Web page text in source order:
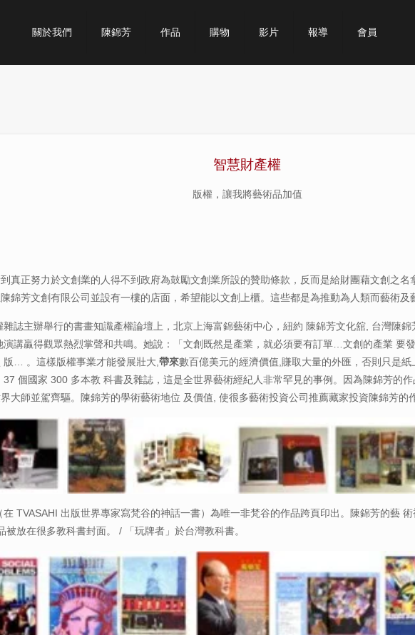
關於我們 陳錦芳 作品 購物 影片 報導 會員
智慧財產權
版權，讓我將藝術品加值
真正努力於文創業的人得不到政府為鼓勵文創業所設的贊助條款，反而是給財團藉文創之
錦芳文創有限公司並設有一樓的店面，希望能以文創上櫃。這些都是為推動為人類而藝術及
主辦舉行的書畫知識產權論壇上，北京上海富錦藝術中心，紐約 陳錦芳文化舘, 台灣陳
講贏得觀眾熱烈掌聲和共鳴。她說：「文創既然是產業，就必須要有訂單…文創的產業 要
版… 。這樣版權事業才能發展壯大,帶來數百億美元的經濟價值,賺取大量的外匯，否則只是
個國家 300 多本教 科書及雜誌，這是全世界藝術經紀人非常罕見的事例。因為陳錦芳的
大師並駕齊驅。陳錦芳的學術藝術地位 及價值, 使很多藝術投資公司推薦藏家投資陳錦芳的
TVASAHI 出版世界專家寫梵谷的神話一書）為唯一非梵谷的作品跨頁印出。陳錦芳的藝
放在很多教科書封面。 / 「玩牌者」於台灣教科書。